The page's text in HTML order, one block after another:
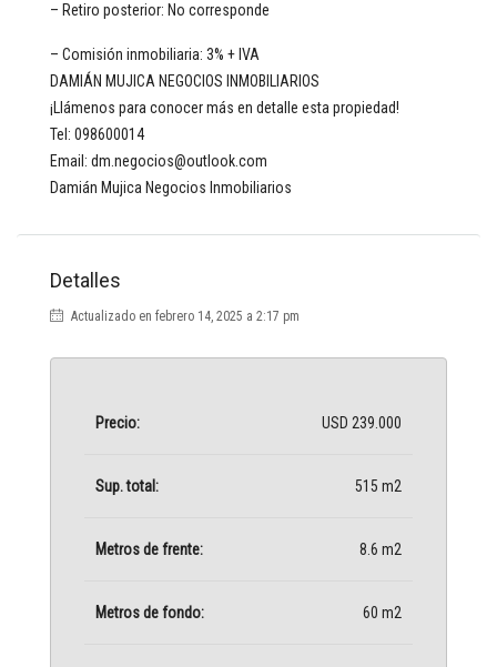
– Retiro posterior: No corresponde
– Comisión inmobiliaria: 3% + IVA
DAMIÁN MUJICA NEGOCIOS INMOBILIARIOS
¡Llámenos para conocer más en detalle esta propiedad!
Tel: 098600014
Email: dm.negocios@outlook.com
Damián Mujica Negocios Inmobiliarios
Detalles
Actualizado en febrero 14, 2025 a 2:17 pm
Precio: USD 239.000
Sup. total: 515 m2
Metros de frente: 8.6 m2
Metros de fondo: 60 m2